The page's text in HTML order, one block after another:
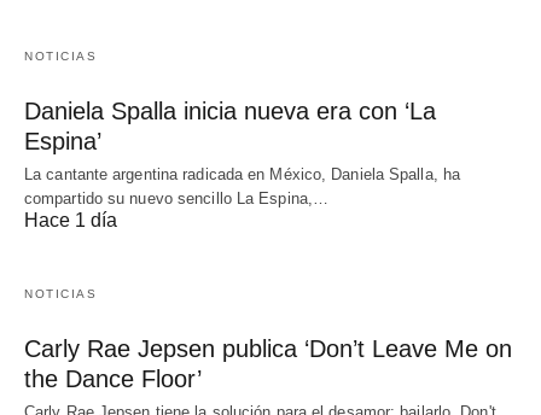
NOTICIAS
Daniela Spalla inicia nueva era con ‘La
Espina’
La cantante argentina radicada en México, Daniela Spalla, ha
compartido su nuevo sencillo La Espina,…
Hace 1 día
NOTICIAS
Carly Rae Jepsen publica ‘Don’t Leave Me on
the Dance Floor’